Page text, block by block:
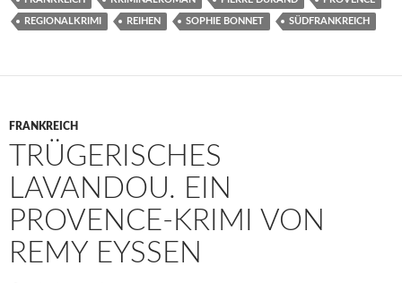
REGIONALKRIMI REIHEN SOPHIE BONNET SÜDFRANKREICH
FRANKREICH
TRÜGERISCHES
LAVANDOU. EIN
PROVENCE-KRIMI VON
REMY EYSSEN